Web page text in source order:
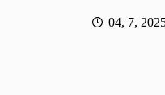
04, 7,